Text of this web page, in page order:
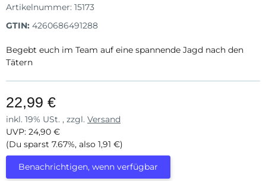
Artikelnummer: 15173
GTIN: 4260686491288
Begebt euch im Team auf eine spannende Jagd nach den
Tätern
22,99 €
inkl. 19% USt. , zzgl. Versand
UVP: 24,90 €
(Du sparst 7.67%, also 1,91 €)
Benachrichtigen, wenn verfügbar